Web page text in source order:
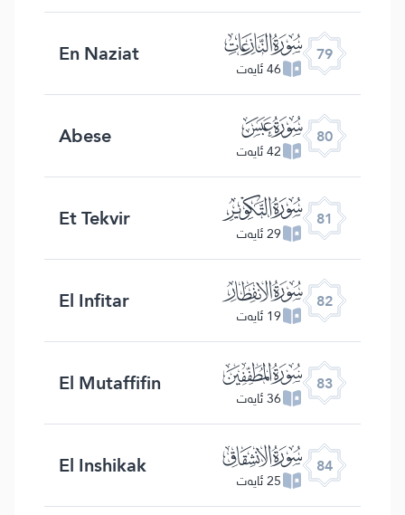
79 ﯼ
46 ئايەت En Naziat
80 ﯽ
42 ئايەت Abese
81 ﯾ
29 ئايەت Et Tekvir
82 ﯿ
19 ئايەت El Infitar
83 ﰀ
36 ئايەت El Mutaffifin
84 ﰁ
25 ئايەت El Inshikak